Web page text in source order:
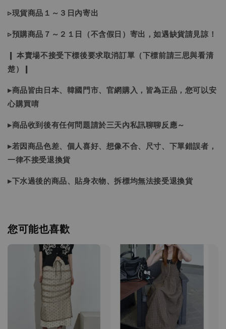
▹現貨商品１～３日內寄出
▹預購商品７～２１日（不含假日）寄出，如遇缺貨請見諒！
❙ 本賣場不接受下標後要求取消訂單（下標前請三思與看清
楚）❙
▸商品皆由日本、韓國門市、官網購入，皆為正品，您可以安
心購買唷
▸商品收到後有任何問題請於三天內私訊聊聊反應～
▸若因商品色差、個人喜好、想像不合、尺寸、下單錯誤者，
一律不接受退換貨
▸下水過後的商品、貼身衣物、拆標均無法接受退換貨
您可能也喜歡